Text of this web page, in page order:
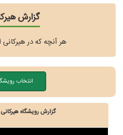
گزارش
هر آنچه که در هیرکانی
انتخاب
گزارش رویشگاه هیرکانی